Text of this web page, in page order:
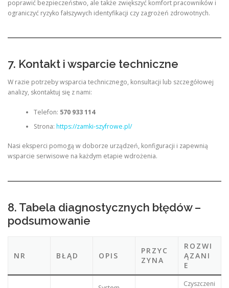
poprawić bezpieczeństwo, ale także zwiększyć komfort pracowników i
ograniczyć ryzyko fałszywych identyfikacji czy zagrożeń zdrowotnych.
7. Kontakt i wsparcie techniczne
W razie potrzeby wsparcia technicznego, konsultacji lub szczegółowej
analizy, skontaktuj się z nami:
Telefon: 570 933 114
Strona: https://zamki-szyfrowe.pl/
Nasi eksperci pomogą w doborze urządzeń, konfiguracji i zapewnią
wsparcie serwisowe na każdym etapie wdrożenia.
8. Tabela diagnostycznych błędów –
podsumowanie
NR BŁĄD OPIS
PRZYC
ZYNA
ROZWI
ĄZANI
E
Czyszczeni